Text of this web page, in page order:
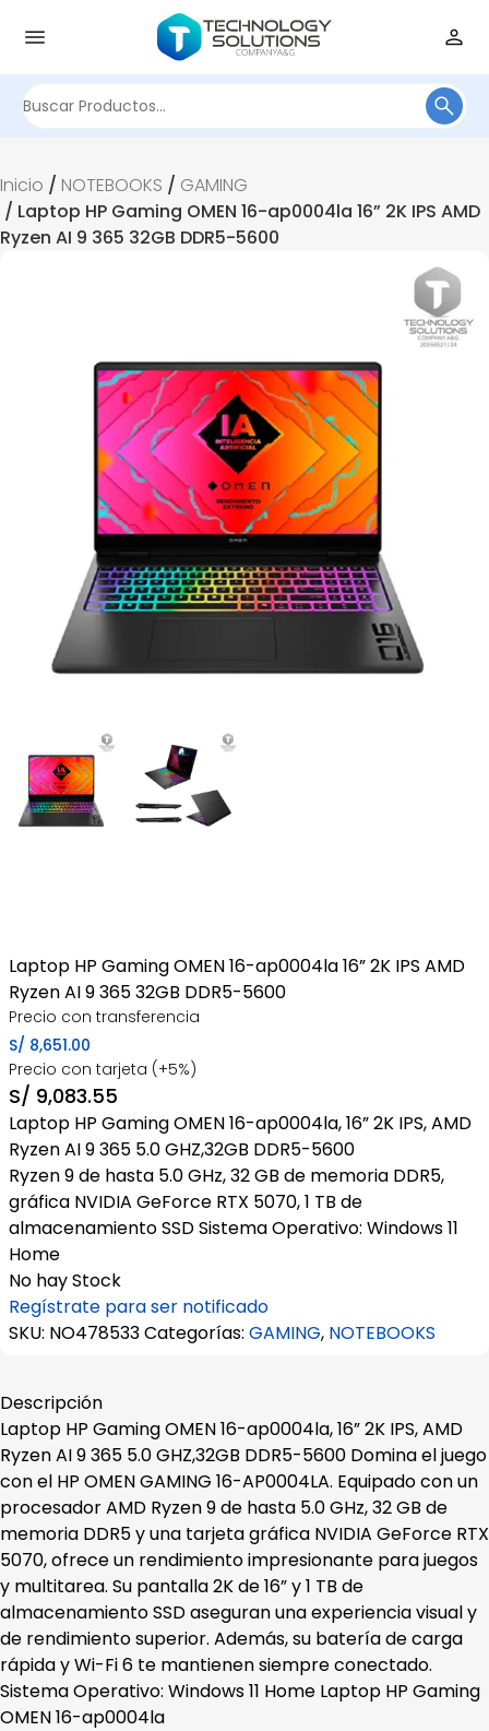
Inicio / NOTEBOOKS / GAMING
/ Laptop HP Gaming OMEN 16-ap0004la 16” 2K IPS AMD
Ryzen AI 9 365 32GB DDR5-5600
Laptop HP Gaming OMEN 16-ap0004la 16” 2K IPS AMD
Ryzen AI 9 365 32GB DDR5-5600
Precio con transferencia
S/ 8,651.00
Precio con tarjeta (+5%)
S/ 9,083.55
Laptop HP Gaming OMEN 16-ap0004la, 16” 2K IPS, AMD
Ryzen AI 9 365 5.0 GHZ,32GB DDR5-5600
Ryzen 9 de hasta 5.0 GHz, 32 GB de memoria DDR5,
gráfica NVIDIA GeForce RTX 5070, 1 TB de
almacenamiento SSD Sistema Operativo: Windows 11
Home
No hay Stock
Regístrate para ser notificado
SKU: NO478533Categorías: GAMING, NOTEBOOKS
Descripción
Laptop HP Gaming OMEN 16-ap0004la, 16” 2K IPS, AMD
Ryzen AI 9 365 5.0 GHZ,32GB DDR5-5600 Domina el juego
con el HP OMEN GAMING 16-AP0004LA. Equipado con un
procesador AMD Ryzen 9 de hasta 5.0 GHz, 32 GB de
memoria DDR5 y una tarjeta gráfica NVIDIA GeForce RTX
5070, ofrece un rendimiento impresionante para juegos
y multitarea. Su pantalla 2K de 16” y 1 TB de
almacenamiento SSD aseguran una experiencia visual y
de rendimiento superior. Además, su batería de carga
rápida y Wi-Fi 6 te mantienen siempre conectado.
Sistema Operativo: Windows 11 Home Laptop HP Gaming
OMEN 16-ap0004la